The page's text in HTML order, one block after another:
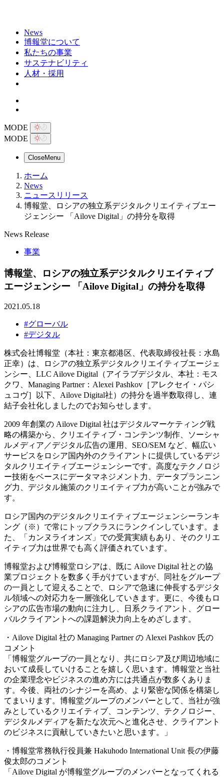
News
博報堂について
私たちの事業
サステナビリティ
人材・採用
MODE
MODE
CloseMenu
ホーム
News
ニュースリリース
博報堂、ロシアの独立系デジタルクリエイティブエー
ジェンシー 「Ailove Digital」の持分を取得
News Release
事業
博報堂、ロシアの独立系デジタルクリエイティブ
エージェンシー 「Ailove Digital」の持分を取得
2021.05.18
#グローバル
#デジタル
株式会社博報堂（本社：東京都港区、代表取締役社長：水島
正幸）は、ロシアの独立系デジタルクリエイティブエージェ
ンシー、LLC Ailove Digital（アイラブデジタル、本社：モス
クワ、Managing Partner：Alexei Pashkov［アレクセイ・パシ
ュコヴ］以下、Ailove Digital社）の持分を過半数取得し、連
結子会社化しましたのでお知らせします。
2009 年創業の Ailove Digital 社はデジタルマーケティング戦
略の構築から、クリエイティブ・コンテンツ制作、ソーシャ
ルメディア／デジタル広告の運用、SEO/SEM など、幅広い
サービスをロシア国内外のクライアントに提供しているデジ
タルクリエイティブエージェンシーです。高度なテクノロジ
ー技術をベースにデータマネジメント力、データプランニン
グ力、デジタル施策のクリエイティブ力が高いことが強みで
す。
ロシア国内のデジタルクリエイティブエージェンシーランキ
ング（※）で常にトップクラスにランクインしています。ま
た、「カンヌライオンズ」での受賞実績もあり、そのクリエ
イティブ力は世界でも高く評価されています。
博報堂および博報堂ロシアは、既に Ailove Digital 社との協
業プロジェクトを数多く手がけていますが、同社をグループ
の一員として迎えることで、ロシアで急速に伸長するデジタ
ル領域への対応力を一層強化していきます。更に、今後もロ
シアの広告市場の動向に注力し、日系クライアント、グロー
バルクライアントへの課題解決力向上をめざします。
・Ailove Digital 社の Managing Partner の Alexei Pashkov 氏の
コメント
「博報堂グループの一員となり、共にロシア及び周辺地域に
おいて成長していけることを嬉しく思います。博報堂と当社
の企業理念やビジネスの進め方には共通点が数多くありま
す。今後、両社のシナジーを高め、より緊密な関係を構築し
てまいります。博報堂グループのメンバーとして、当社が強
みとしているクリエイティブ、コンテンツ、テクノロジー、
デジタルメディアを新たな次元へと進化させ、クライアント
のビジネスに貢献していきたいと思います。」
・博報堂常務執行役員兼 Hakuhodo International Unit 長の伊藤
俊太郎のコメント
「Ailove Digital が博報堂グループのメンバーとなってくれる